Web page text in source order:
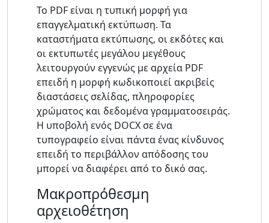
Το PDF είναι η τυπική μορφή για
επαγγελματική εκτύπωση. Τα
καταστήματα εκτύπωσης, οι εκδότες και
οι εκτυπωτές μεγάλου μεγέθους
λειτουργούν εγγενώς με αρχεία PDF
επειδή η μορφή κωδικοποιεί ακριβείς
διαστάσεις σελίδας, πληροφορίες
χρώματος και δεδομένα γραμματοσειράς.
Η υποβολή ενός DOCX σε ένα
τυπογραφείο είναι πάντα ένας κίνδυνος
επειδή το περιβάλλον απόδοσης του
μπορεί να διαφέρει από το δικό σας.
Μακροπρόθεσμη
αρχειοθέτηση